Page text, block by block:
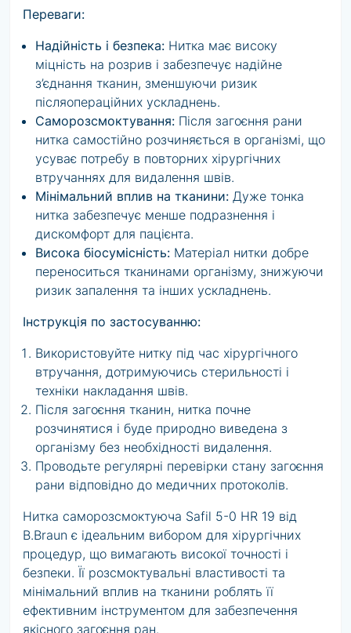
Переваги:
Надійність і безпека: Нитка має високу
міцність на розрив і забезпечує надійне
з’єднання тканин, зменшуючи ризик
післяопераційних ускладнень.
Саморозсмоктування: Після загоєння рани
нитка самостійно розчиняється в організмі, що
усуває потребу в повторних хірургічних
втручаннях для видалення швів.
Мінімальний вплив на тканини: Дуже тонка
нитка забезпечує менше подразнення і
дискомфорт для пацієнта.
Висока біосумісність: Матеріал нитки добре
переноситься тканинами організму, знижуючи
ризик запалення та інших ускладнень.
Інструкція по застосуванню:
Використовуйте нитку під час хірургічного
втручання, дотримуючись стерильності і
техніки накладання швів.
Після загоєння тканин, нитка почне
розчинятися і буде природно виведена з
організму без необхідності видалення.
Проводьте регулярні перевірки стану загоєння
рани відповідно до медичних протоколів.
Нитка саморозсмоктуюча Safil 5-0 HR 19 від
B.Braun є ідеальним вибором для хірургічних
процедур, що вимагають високої точності і
безпеки. Її розсмоктувальні властивості та
мінімальний вплив на тканини роблять її
ефективним інструментом для забезпечення
якісного загоєння ран.